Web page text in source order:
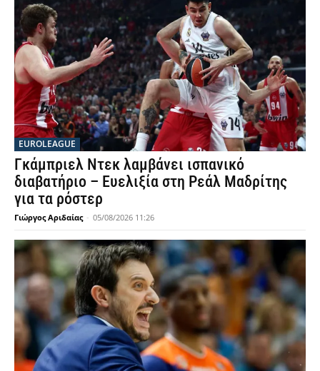
EUROLEAGUE
Γκάμπριελ Ντεκ λαμβάνει ισπανικό
διαβατήριο – Ευελιξία στη Ρεάλ Μαδρίτης
για τα ρόστερ
Γιώργος Αριδαίας - 05/08/2026 11:26